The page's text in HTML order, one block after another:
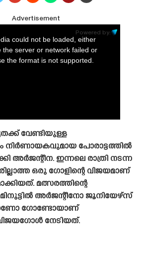
Advertisement
Powered by:
could not be loaded, either
the server or network failed or
the format is not supported.
വേണ്ടിയുള്ള
പോരാട്ടത്തിൽ
അർജന്റീന. ഇന്നലെ രാത്രി നടന്ന
ഒരു ഗോളിന്റെ വിജയമാണ്
മത്സരത്തിന്റെ
അർജന്റീനോ ജൂനിയേഴ്‌സ്
ഗോണ്ടോയാണ്
നേടിയത്.